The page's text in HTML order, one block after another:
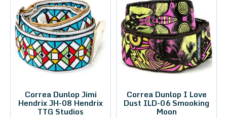
Correa Dunlop Jimi
Hendrix JH-08 Hendrix
TTG Studios
Correa Dunlop I Love
Dust ILD-06 Smooking
Moon